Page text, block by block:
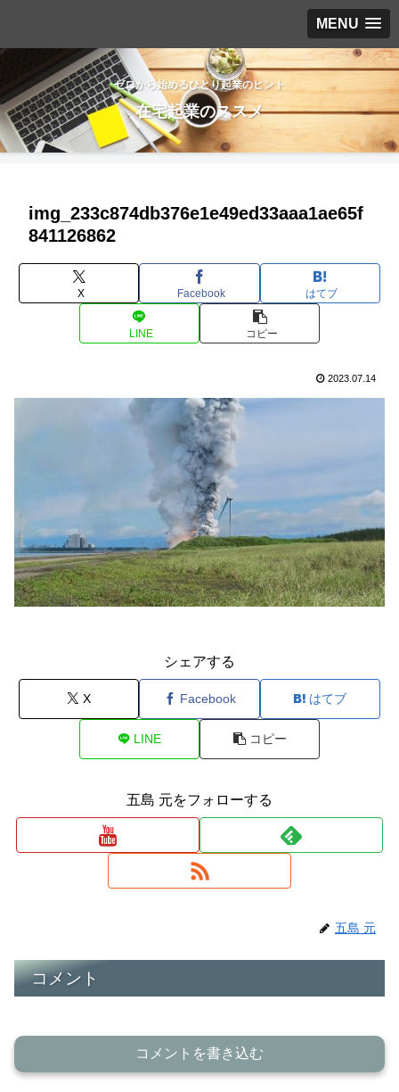
MENU
ゼロから始めるひとり起業のヒント
在宅起業のススメ
img_233c874db376e1e49ed33aaa1ae65f
841126862
X Facebook はてブ
LINE コピー
2023.07.14
シェアする
X Facebook はてブ
LINE コピー
五島 元をフォローする
五島 元
コメント
コメントを書き込む